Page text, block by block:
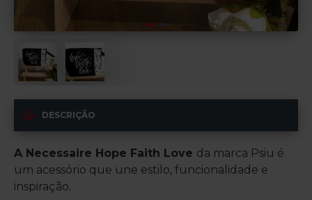
DESCRIÇÃO
A Necessaire Hope Faith Love da marca Psiu é
um acessório que une estilo, funcionalidade e
inspiração.